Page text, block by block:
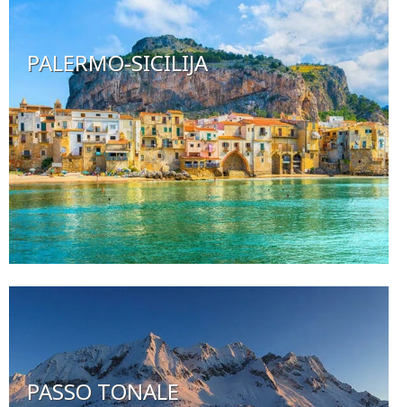
PALERMO-SICILIJA
PASSO TONALE